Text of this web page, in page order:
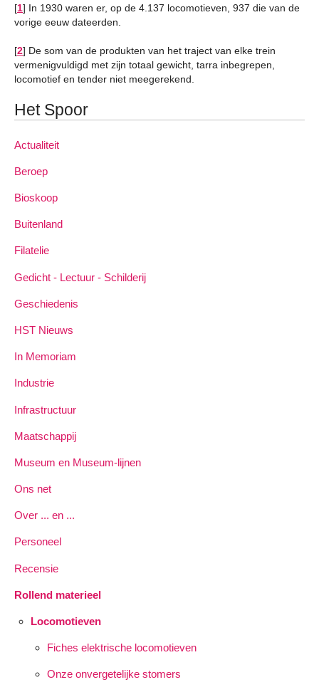
[1] In 1930 waren er, op de 4.137 locomotieven, 937 die van de
vorige eeuw dateerden.
[2] De som van de produkten van het traject van elke trein
vermenigvuldigd met zijn totaal gewicht, tarra inbegrepen,
locomotief en tender niet meegerekend.
Het Spoor
Actualiteit
Beroep
Bioskoop
Buitenland
Filatelie
Gedicht - Lectuur - Schilderij
Geschiedenis
HST Nieuws
In Memoriam
Industrie
Infrastructuur
Maatschappij
Museum en Museum-lijnen
Ons net
Over ... en ...
Personeel
Recensie
Rollend materieel
Locomotieven
Fiches elektrische locomotieven
Onze onvergetelijke stomers